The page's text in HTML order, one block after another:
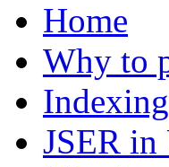
Home
Why to
JSER